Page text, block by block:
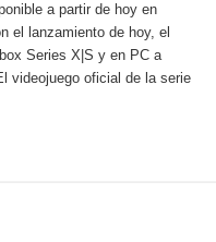
a partir de hoy en
el lanzamiento de hoy, el
Series X|S y en PC a
videojuego oficial de la serie